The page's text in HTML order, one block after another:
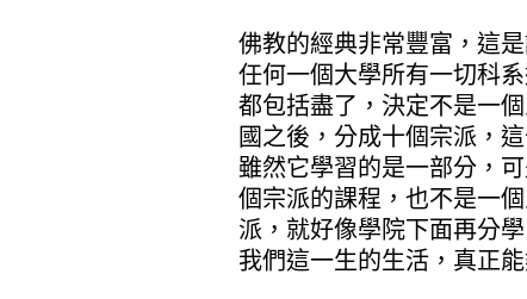
佛教的經典非常豐富，這
任何一個大學所有一切科
都包括盡了，決定不是一
國之後，分成十個宗派，
雖然它學習的是一部分，
個宗派的課程，也不是一
派，就好像學院下面再分
我們這一生的生活，真正